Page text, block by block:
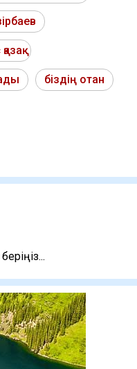
біздің отан